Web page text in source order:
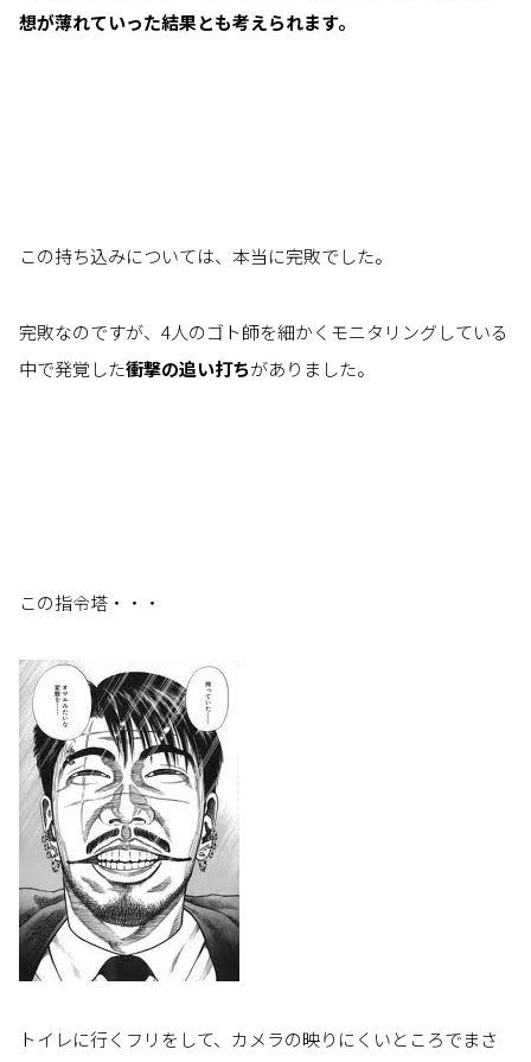
想が薄れていった結果とも考えられます。
この持ち込みについては、本当に完敗でした。
完敗なのですが、4人のゴト師を細かくモニタリングしている
中で発覚した衝撃の追い打ちがありました。
この指令塔・・・
トイレに行くフリをして、カメラの映りにくいところでまさ